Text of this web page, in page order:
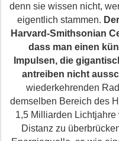
denn sie wissen nicht,
eigentlich stammen.
Harvard-Smithsonian
dass man einen
Impulsen, die
antreiben nicht
wiederkehrenden
demselben Bereich des
1,5 Milliarden
Distanz zu